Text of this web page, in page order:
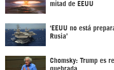
mitad de EEUU
‘EEUU no está
Rusia’
Chomsky: Trump es
quebrada